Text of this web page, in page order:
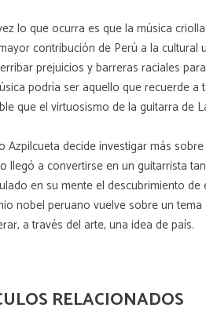
lo que ocurra es que la música
contribución de Perú a la
prejuicios y barreras raciales
podría ser aquello que recuerde
que el virtuosismo de la guitarra de
Azpilcueta decide investigar más
llegó a convertirse en un guitarrista
en su mente el descubrimiento
nobel peruano vuelve sobre un
a través del arte, una idea de país.
RELACIONADOS